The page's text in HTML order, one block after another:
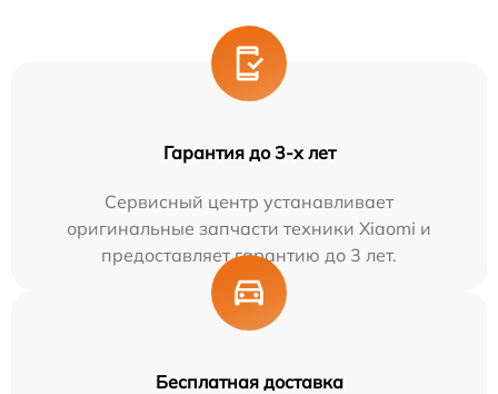
Гарантия до 3-х лет
Сервисный центр устанавливает
оригинальные запчасти техники Xiaomi и
предоставляет гарантию до 3 лет.
Бесплатная доставка